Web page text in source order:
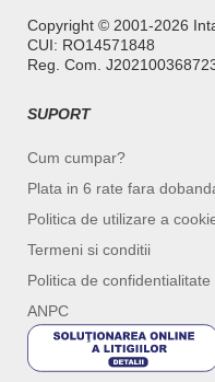
Copyright ©️ 2001-2026
CUI: RO14571848
Reg. Com.
SUPORT
Cum cumpar?
Plata in 6 rate fara
Politica de utilizare a
Termeni si conditii
Politica de confidentialitate
ANPC